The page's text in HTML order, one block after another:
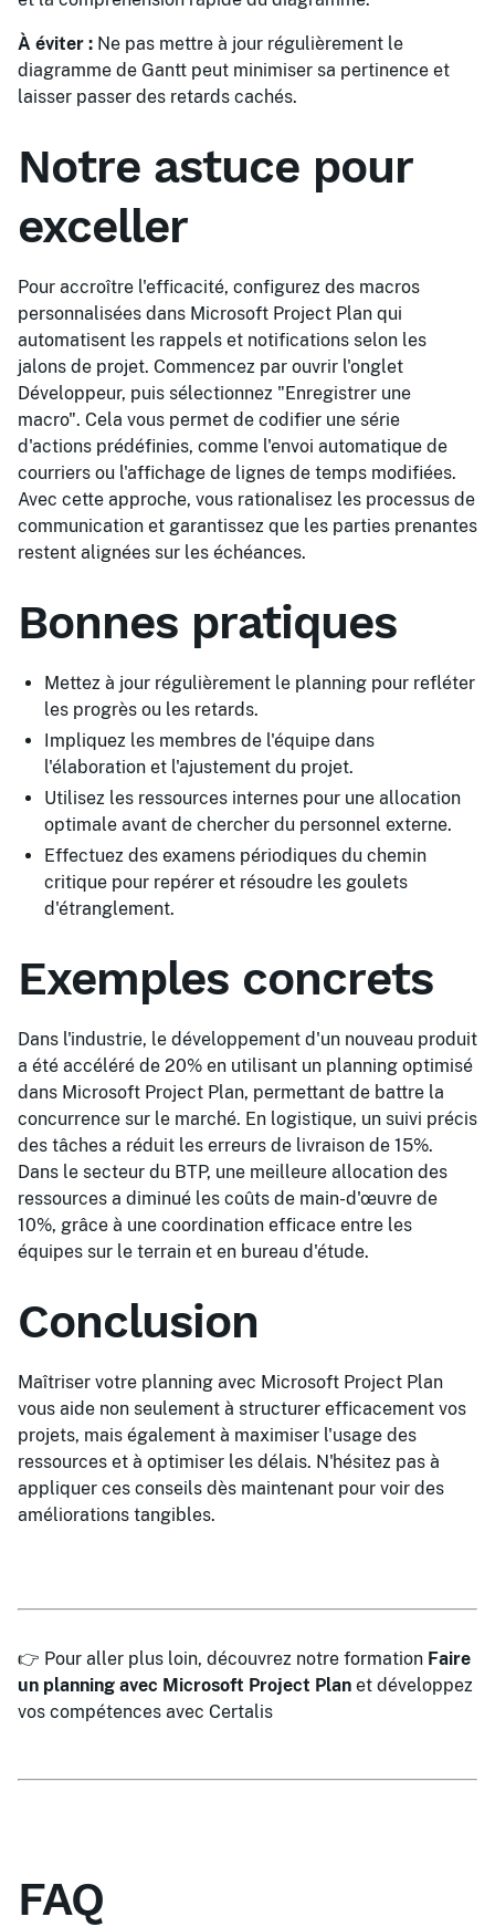
À éviter : Ne pas mettre à jour régulièrement le
diagramme de Gantt peut minimiser sa pertinence et
laisser passer des retards cachés.
Notre astuce pour
exceller
Pour accroître l'efficacité, configurez des macros
personnalisées dans Microsoft Project Plan qui
automatisent les rappels et notifications selon les
jalons de projet. Commencez par ouvrir l'onglet
Développeur, puis sélectionnez "Enregistrer une
macro". Cela vous permet de codifier une série
d'actions prédéfinies, comme l'envoi automatique de
courriers ou l'affichage de lignes de temps modifiées.
Avec cette approche, vous rationalisez les processus de
communication et garantissez que les parties prenantes
restent alignées sur les échéances.
Bonnes pratiques
Mettez à jour régulièrement le planning pour refléter
les progrès ou les retards.
Impliquez les membres de l'équipe dans
l'élaboration et l'ajustement du projet.
Utilisez les ressources internes pour une allocation
optimale avant de chercher du personnel externe.
Effectuez des examens périodiques du chemin
critique pour repérer et résoudre les goulets
d'étranglement.
Exemples concrets
Dans l'industrie, le développement d'un nouveau produit
a été accéléré de 20% en utilisant un planning optimisé
dans Microsoft Project Plan, permettant de battre la
concurrence sur le marché. En logistique, un suivi précis
des tâches a réduit les erreurs de livraison de 15%.
Dans le secteur du BTP, une meilleure allocation des
ressources a diminué les coûts de main-d'œuvre de
10%, grâce à une coordination efficace entre les
équipes sur le terrain et en bureau d'étude.
Conclusion
Maîtriser votre planning avec Microsoft Project Plan
vous aide non seulement à structurer efficacement vos
projets, mais également à maximiser l'usage des
ressources et à optimiser les délais. N'hésitez pas à
appliquer ces conseils dès maintenant pour voir des
améliorations tangibles.
👉 Pour aller plus loin, découvrez notre formation Faire
un planning avec Microsoft Project Plan et développez
vos compétences avec Certalis
FAQ